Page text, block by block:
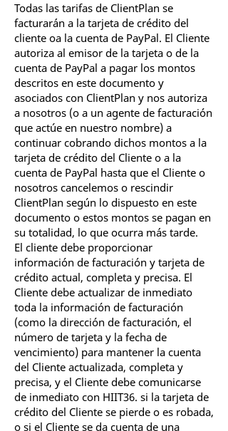
Todas las tarifas de ClientPlan se
facturarán a la tarjeta de crédito del
cliente oa la cuenta de PayPal. El Cliente
autoriza al emisor de la tarjeta o de la
cuenta de PayPal a pagar los montos
descritos en este documento y
asociados con ClientPlan y nos autoriza
a nosotros (o a un agente de facturación
que actúe en nuestro nombre) a
continuar cobrando dichos montos a la
tarjeta de crédito del Cliente o a la
cuenta de PayPal hasta que el Cliente o
nosotros cancelemos o rescindir
ClientPlan según lo dispuesto en este
documento o estos montos se pagan en
su totalidad, lo que ocurra más tarde.
El cliente debe proporcionar
información de facturación y tarjeta de
crédito actual, completa y precisa. El
Cliente debe actualizar de inmediato
toda la información de facturación
(como la dirección de facturación, el
número de tarjeta y la fecha de
vencimiento) para mantener la cuenta
del Cliente actualizada, completa y
precisa, y el Cliente debe comunicarse
de inmediato con HIIT36. si la tarjeta de
crédito del Cliente se pierde o es robada,
o si el Cliente se da cuenta de una